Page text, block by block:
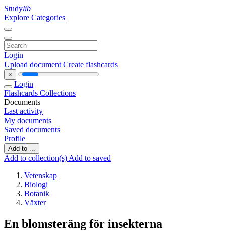
Studylib
Explore Categories
Login
Upload document Create flashcards
×
Login
Flashcards Collections
Documents
Last activity
My documents
Saved documents
Profile
Add to ...
Add to collection(s) Add to saved
Vetenskap
Biologi
Botanik
Växter
En blomsteräng för insekterna